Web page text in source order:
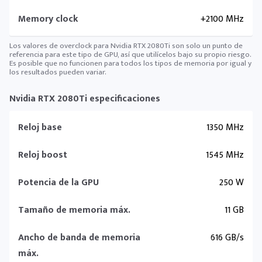
Memory clock
+2100 MHz
Los valores de overclock para Nvidia RTX 2080Ti son solo un punto de
referencia para este tipo de GPU, así que utilícelos bajo su propio riesgo.
Es posible que no funcionen para todos los tipos de memoria por igual y
los resultados pueden variar.
Nvidia RTX 2080Ti especificaciones
Reloj base
1350 MHz
Reloj boost
1545 MHz
Potencia de la GPU
250 W
Tamaño de memoria máx.
11 GB
Ancho de banda de memoria
máx.
616 GB/s